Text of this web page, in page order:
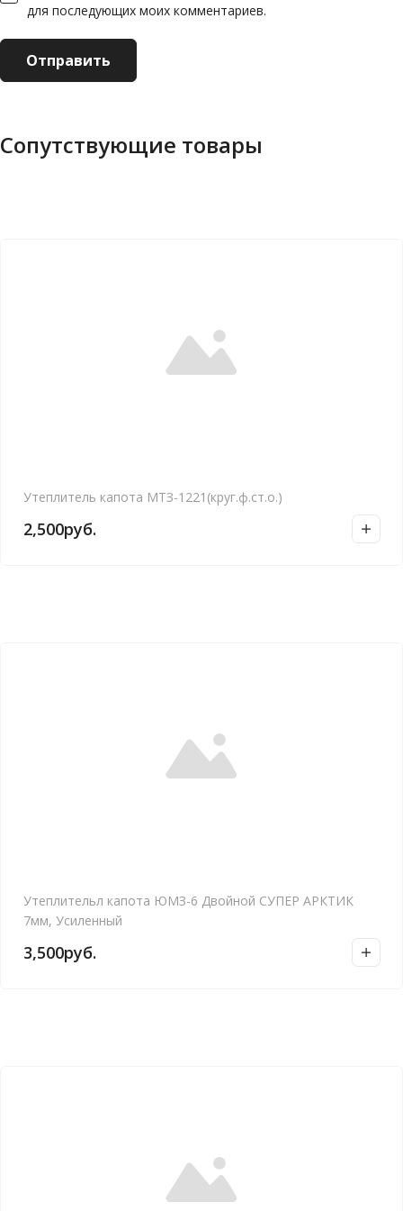
для последующих моих комментариев.
Сопутствующие товары
Утеплитель капота МТЗ-1221(круг.ф.ст.о.)
2,500руб.
Утеплительл капота ЮМЗ-6 Двойной СУПЕР АРКТИК
7мм, Усиленный
3,500руб.